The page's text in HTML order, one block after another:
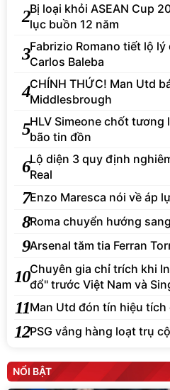
2Bị loại khỏi ASEAN Cup
lục buồn 12 năm
3Fabrizio Romano tiết lộ
Carlos Baleba
4CHÍNH THỨC! Man Utd
Middlesbrough
5HLV Simeone chốt tương
bão tin đồn
6Lộ diện 3 quy định
Real
7Enzo Maresca nói về áp
8Roma chuyển hướng
9Arsenal tăm tia Ferran
10Chuyên gia chỉ trích khi
đổ" trước Việt Nam và
11Man Utd đón tín hiệu tích
12PSG vắng hàng loạt trụ
NỔI BẬT